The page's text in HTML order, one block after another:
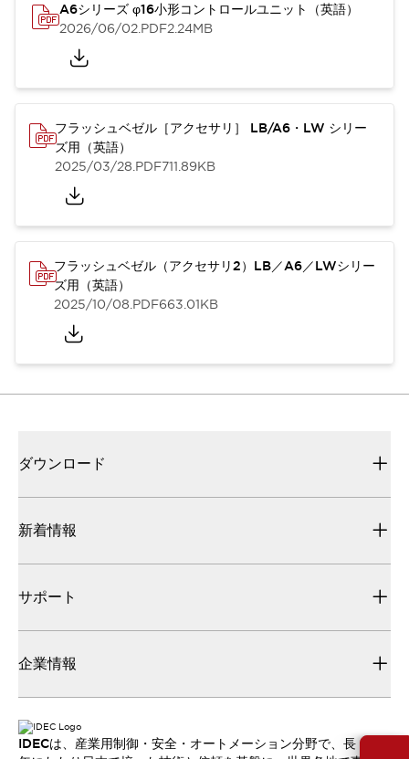
A6シリーズ φ16小形コントロールユニット（英語）
2026/06/02.PDF2.24MB
フラッシュベゼル［アクセサリ］ LB/A6・LW シリー
ズ用（英語）
2025/03/28.PDF711.89KB
フラッシュベゼル（アクセサリ2）LB／A6／LWシリー
ズ用（英語）
2025/10/08.PDF663.01KB
ダウンロード
新着情報
サポート
企業情報
IDECは、産業用制御・安全・オートメーション分野で、長